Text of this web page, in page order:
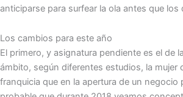
anticiparse para surfear la ola antes que los
Los cambios para este año
El primero, y asignatura pendiente es el de
ámbito, según diferentes estudios, la mujer
franquicia que en la apertura de un negocio